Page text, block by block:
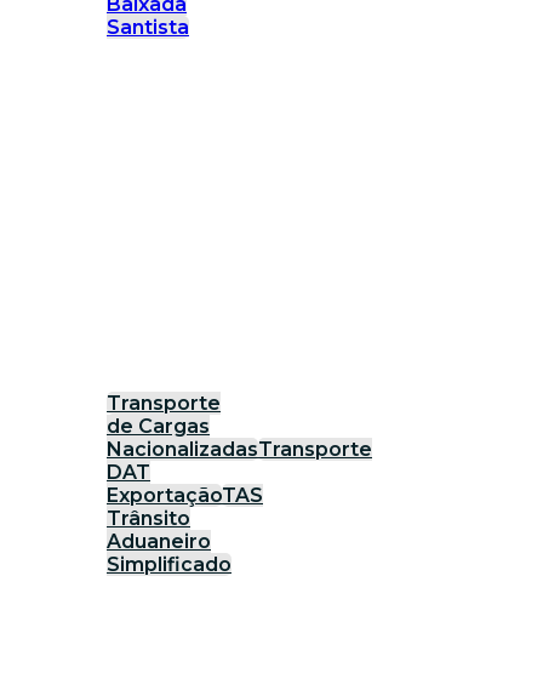
Santista
Transporte
de Cargas
NacionalizadasTransporte
DAT
ExportaçãoTAS
Trânsito
Aduaneiro
Simplificado